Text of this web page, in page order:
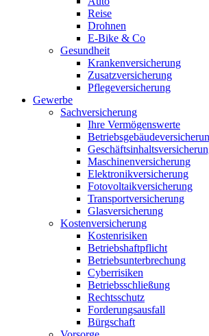
Reise
Drohnen
E-Bike & Co
Gesundheit
Krankenversicherung
Zusatzversicherung
Pflegeversicherung
Gewerbe
Sachversicherung
Ihre Vermögenswerte
Maschinenversicherung
Elektronikversicherung
Fotovoltaikversicherung
Transportversicherung
Glasversicherung
Kostenversicherung
Kostenrisiken
Betriebshaftpflicht
Betriebsunterbrechung
Cyberrisiken
Betriebsschließung
Rechtsschutz
Forderungsausfall
Bürgschaft